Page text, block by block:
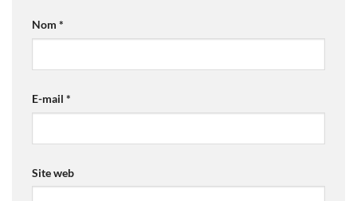
Nom *
E-mail *
Site web